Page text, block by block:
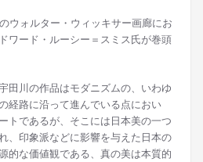
ウォルター・ウィッキサー画廊にお
ワード・ルーシー＝スミス氏が巻頭
田川の作品はモダニズムの、いわゆ
経路に沿って進んでいる点におい
トであるが、そこには日本美の一つ
、印象派などに影響を与えた日本の
的な価値観である、真の美は本質的